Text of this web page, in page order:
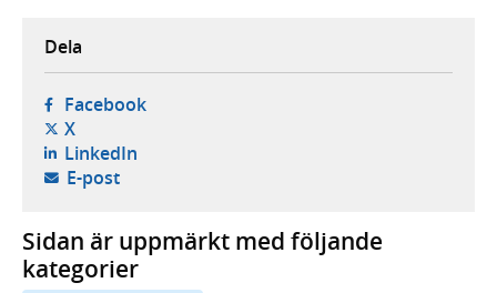
Dela
Facebook- öppnas i ny flik, extern webbplats,
X- öppnas i ny flik, extern webbplats,
LinkedIn- öppnas i ny flik, extern webbplats,
E-post- öppnar din e-postklient,
Sidan är uppmärkt med följande
kategorier